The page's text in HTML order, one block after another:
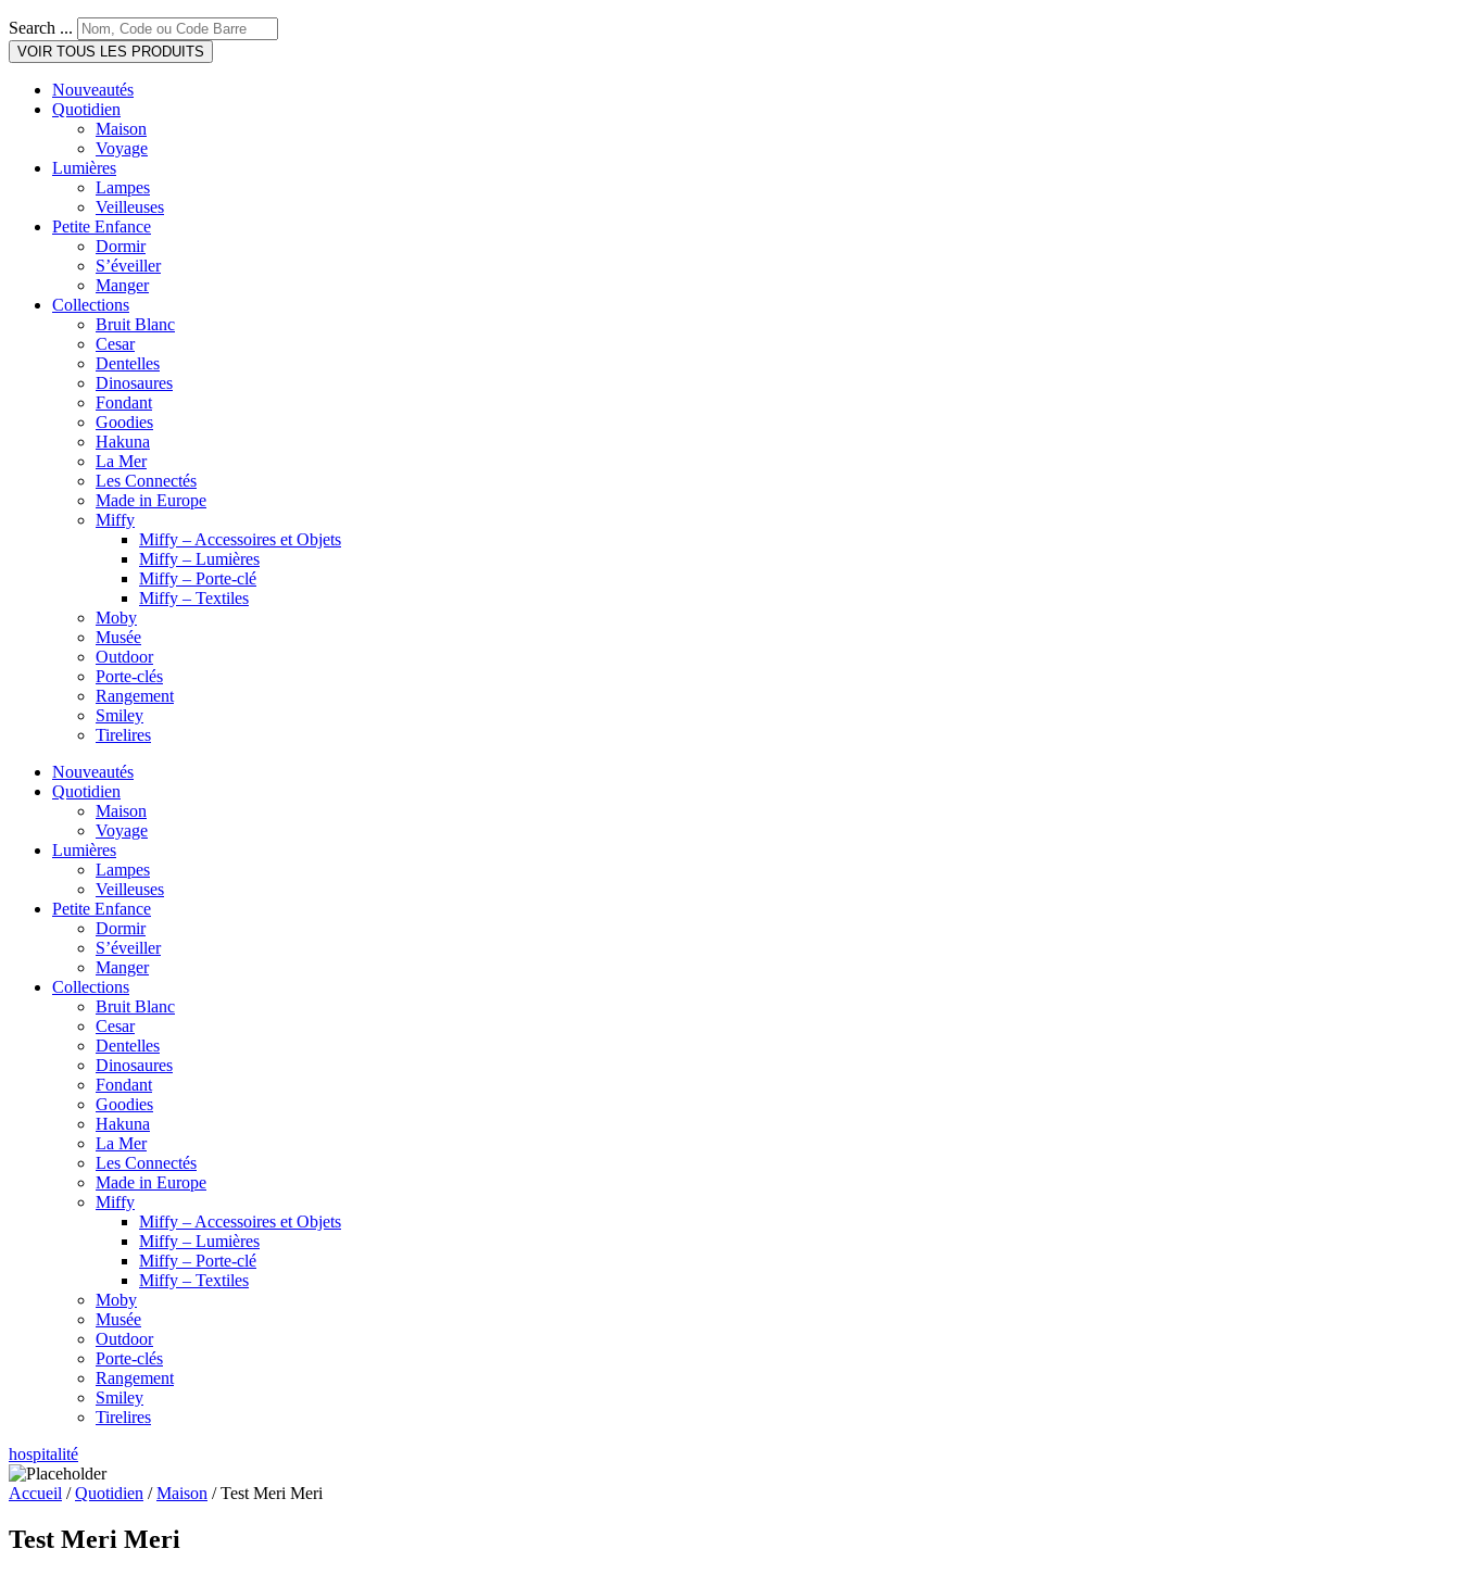
Search ...
VOIR TOUS LES PRODUITS
Nouveautés
Quotidien
Maison
Voyage
Lumières
Lampes
Veilleuses
Petite Enfance
Dormir
S’éveiller
Manger
Collections
Bruit Blanc
Cesar
Dentelles
Dinosaures
Fondant
Goodies
Hakuna
La Mer
Les Connectés
Made in Europe
Miffy
Miffy – Accessoires et Objets
Miffy – Lumières
Miffy – Porte-clé
Miffy – Textiles
Moby
Musée
Outdoor
Porte-clés
Rangement
Smiley
Tirelires
Nouveautés
Quotidien
Maison
Voyage
Lumières
Lampes
Veilleuses
Petite Enfance
Dormir
S’éveiller
Manger
Collections
Bruit Blanc
Cesar
Dentelles
Dinosaures
Fondant
Goodies
Hakuna
La Mer
Les Connectés
Made in Europe
Miffy
Miffy – Accessoires et Objets
Miffy – Lumières
Miffy – Porte-clé
Miffy – Textiles
Moby
Musée
Outdoor
Porte-clés
Rangement
Smiley
Tirelires
hospitalité
Accueil /Quotidien /Maison / Test Meri Meri
Test Meri Meri